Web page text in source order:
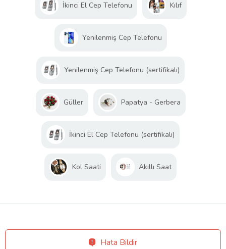
İkinci El Cep Telefonu Kılıf
Yenilenmiş Cep Telefonu
Yenilenmiş Cep Telefonu (sertifikalı)
Güller Papatya - Gerbera
İkinci El Cep Telefonu (sertifikalı)
Kol Saati Akıllı Saat
Hata Bildir